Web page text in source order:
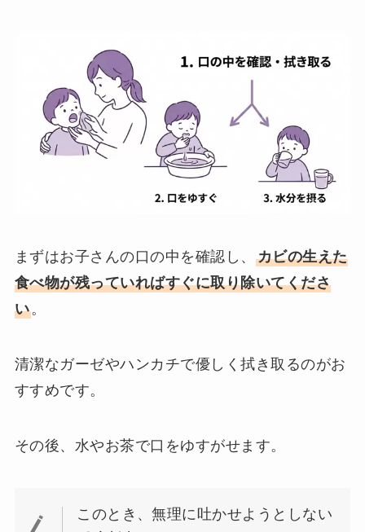
まずはお子さんの口の中を確認し、 カビの生えた
食べ物が残っていればすぐに取り除いてくださ
い。
清潔なガーゼやハンカチで優しく拭き取るのがお
すすめです。
その後、水やお茶で口をゆすがせます。
このとき、無理に吐かせようとしない